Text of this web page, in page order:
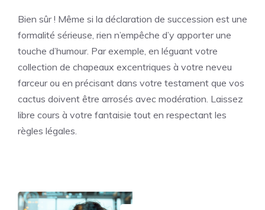
Bien sûr ! Même si la déclaration de succession est une
formalité sérieuse, rien n’empêche d’y apporter une
touche d’humour. Par exemple, en léguant votre
collection de chapeaux excentriques à votre neveu
farceur ou en précisant dans votre testament que vos
cactus doivent être arrosés avec modération. Laissez
libre cours à votre fantaisie tout en respectant les
règles légales.